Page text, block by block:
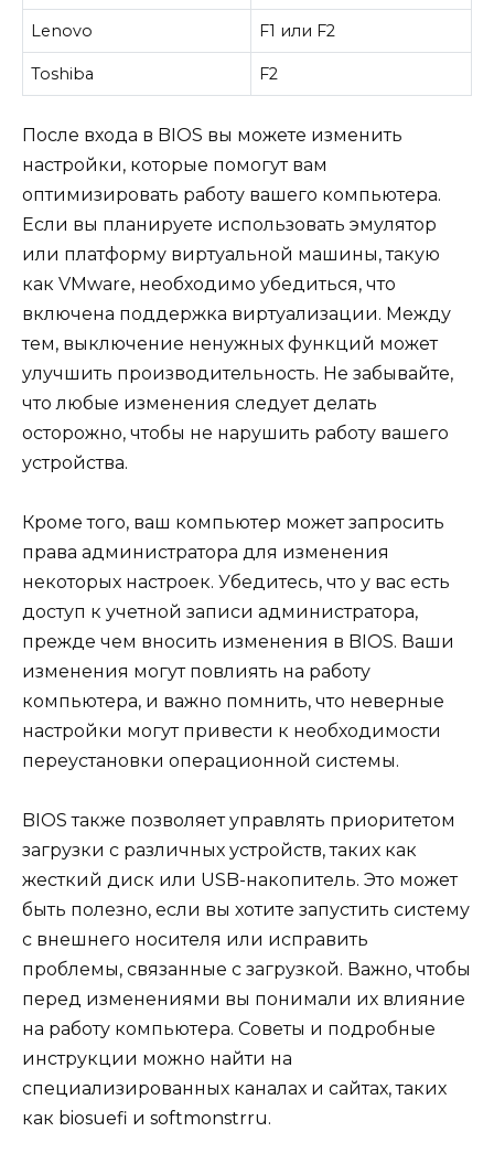
Lenovo F1 или F2
Toshiba F2
После входа в BIOS вы можете изменить
настройки, которые помогут вам
оптимизировать работу вашего компьютера.
Если вы планируете использовать эмулятор
или платформу виртуальной машины, такую
как VMware, необходимо убедиться, что
включена поддержка виртуализации. Между
тем, выключение ненужных функций может
улучшить производительность. Не забывайте,
что любые изменения следует делать
осторожно, чтобы не нарушить работу вашего
устройства.
Кроме того, ваш компьютер может запросить
права администратора для изменения
некоторых настроек. Убедитесь, что у вас есть
доступ к учетной записи администратора,
прежде чем вносить изменения в BIOS. Ваши
изменения могут повлиять на работу
компьютера, и важно помнить, что неверные
настройки могут привести к необходимости
переустановки операционной системы.
BIOS также позволяет управлять приоритетом
загрузки с различных устройств, таких как
жесткий диск или USB-накопитель. Это может
быть полезно, если вы хотите запустить систему
с внешнего носителя или исправить
проблемы, связанные с загрузкой. Важно, чтобы
перед изменениями вы понимали их влияние
на работу компьютера. Советы и подробные
инструкции можно найти на
специализированных каналах и сайтах, таких
как biosuefi и softmonstrru.